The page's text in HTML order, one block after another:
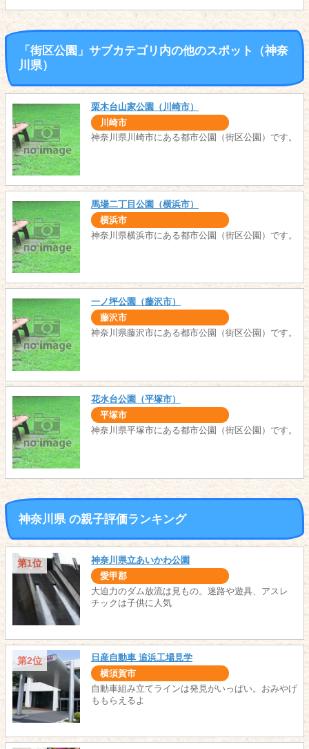
「街区公園」サブカテゴリ内の他のスポット（神奈
川県）
栗木台山家公園（川崎市）
川崎市
神奈川県川崎市にある都市公園（街区公園）です。
馬場二丁目公園（横浜市）
横浜市
神奈川県横浜市にある都市公園（街区公園）です。
一ノ坪公園（藤沢市）
藤沢市
神奈川県藤沢市にある都市公園（街区公園）です。
花水台公園（平塚市）
平塚市
神奈川県平塚市にある都市公園（街区公園）です。
神奈川県 の親子評価ランキング
第1位 神奈川県立あいかわ公園
愛甲郡
大迫力のダム放流は見もの。迷路や遊具、アスレ
チックは子供に人気
第2位 日産自動車 追浜工場見学
横須賀市
自動車組み立てラインは発見がいっぱい。おみやげ
ももらえるよ